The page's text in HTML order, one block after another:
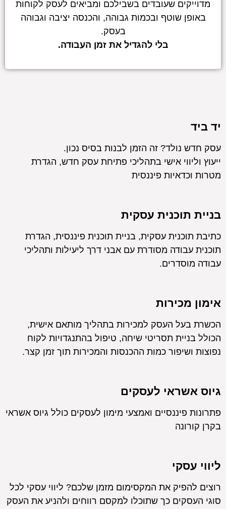
מדוייקים שעובדים בשבילכם ומביאים לעסק לקוחות
באופן שוטף ובכמות גבוהה, והכנסה יציבה וגבוהה
בעסק.
בלי להגדיל את זמן העבודה.
יד ביד
עסק חדש נולד? זה הזמן לבנות בסיס נכון.
ייעוץ וליווי אישי בתהליכי פתיחת עסק חדש, הגדרת
מטרות וכדאיות פיננסית
בניית תוכנית עסקית
כתיבת תוכנית עסקית, בניית תוכנית פיננסית, הגדרת
תוכנית עבודה מסודרת עם אבני דרך ליעילות ותהליכי
עבודה מוסדרים.
אימון מכירות
הכשרת בעל העסק למכירות בתהליך מותאם אישית,
הכולל בניית תסריטי שיחה, טיפול בהתנגדויות לקוח
נפוצות ושיפור כמות ההכנסות והמכירות תוך זמן קצר.
גיוס אשראי לעסקים
פתרונות פיננסיים ואמצעי מימון לעסקים כולל גיוס אשראי
בקרן קורונה
ליווי עסקי
רוצים להפיק את המקסימום מזמן שלכם? ליווי עסקי לכל
סוגי העסקים כך שתוכלו למקסם רווחים ולהניע את העסק